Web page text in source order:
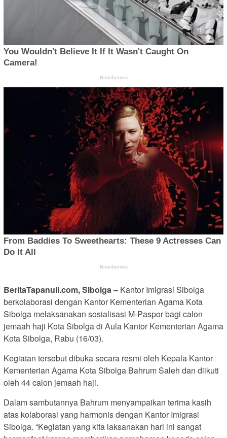
BeritaTapanuli.com, Sibolga – Kantor Imigrasi Sibolga
berkolaborasi dengan Kantor Kementerian Agama Kota
Sibolga melaksanakan sosialisasi M-Paspor bagi calon
jemaah haji Kota Sibolga di Aula Kantor Kementerian Agama
Kota Sibolga, Rabu (16/03).
Kegiatan tersebut dibuka secara resmi oleh Kepala Kantor
Kementerian Agama Kota Sibolga Bahrum Saleh dan diikuti
oleh 44 calon jemaah haji.
Dalam sambutannya Bahrum menyampaikan terima kasih
atas kolaborasi yang harmonis dengan Kantor Imigrasi
Sibolga. “Kegiatan yang kita laksanakan hari ini sangat